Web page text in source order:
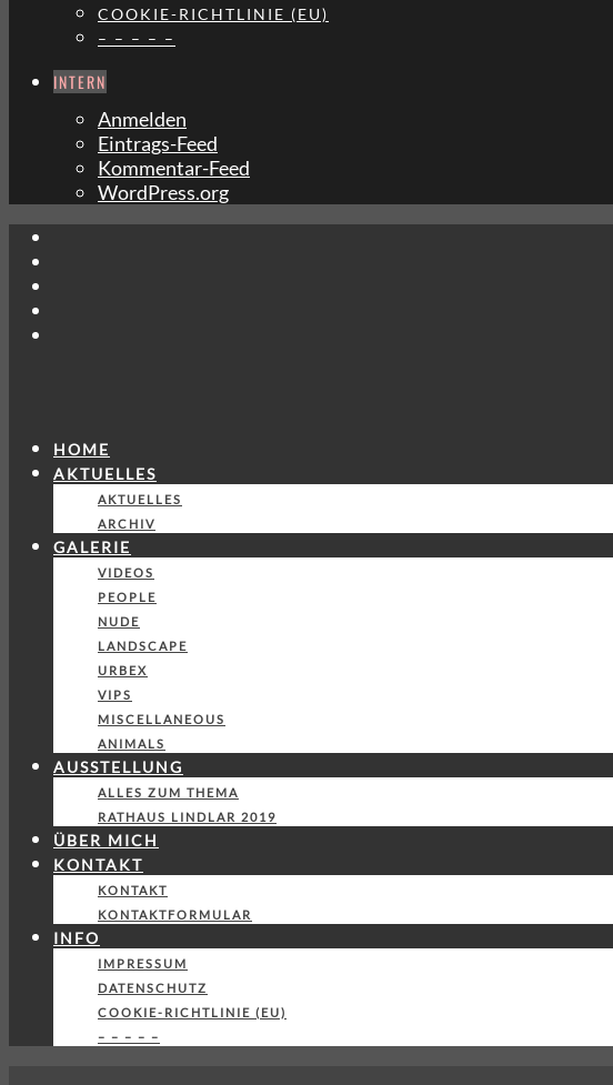
COOKIE-RICHTLINIE (EU)
– – – – –
INTERN
Anmelden
Eintrags-Feed
Kommentar-Feed
WordPress.org
HOME
AKTUELLES
AKTUELLES
ARCHIV
GALERIE
VIDEOS
PEOPLE
NUDE
LANDSCAPE
URBEX
VIPS
MISCELLANEOUS
ANIMALS
AUSSTELLUNG
ALLES ZUM THEMA
RATHAUS LINDLAR 2019
ÜBER MICH
KONTAKT
KONTAKT
KONTAKTFORMULAR
INFO
IMPRESSUM
DATENSCHUTZ
COOKIE-RICHTLINIE (EU)
– – – – –